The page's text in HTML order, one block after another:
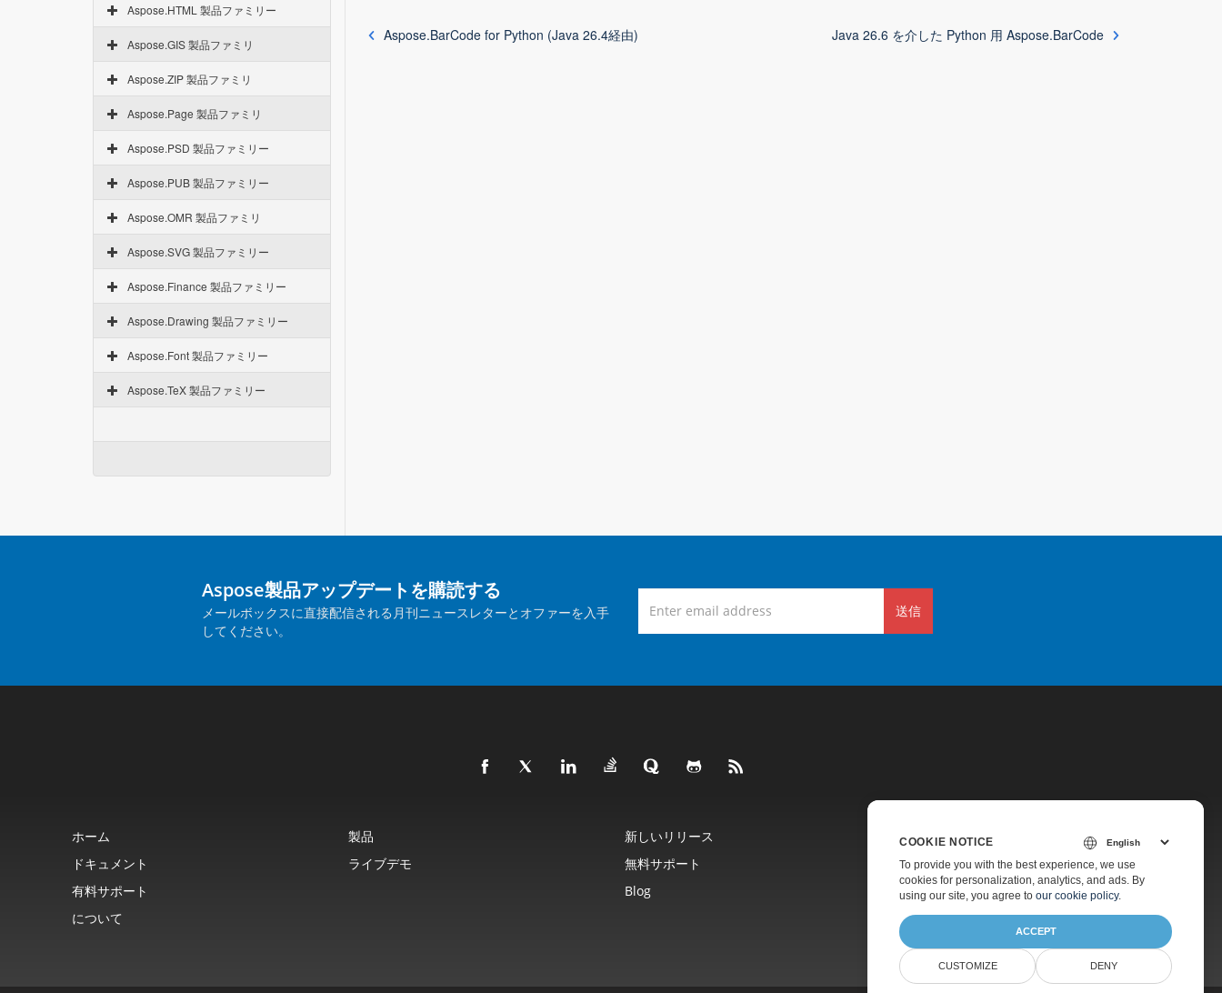
Aspose.HTML 製品ファミリー
Aspose.GIS 製品ファミリ
Aspose.ZIP 製品ファミリ
Aspose.Page 製品ファミリ
Aspose.PSD 製品ファミリー
Aspose.PUB 製品ファミリー
Aspose.OMR 製品ファミリ
Aspose.SVG 製品ファミリー
Aspose.Finance 製品ファミリー
Aspose.Drawing 製品ファミリー
Aspose.Font 製品ファミリー
Aspose.TeX 製品ファミリー
Aspose.BarCode for Python (Java 26.4経由) Java 26.6 を介した Python 用 Aspose.BarCode
Aspose製品アップデートを購読する
メールボックスに直接配信される月刊ニュースレターとオファーを入手
してください。
送信
ホーム 製品 新しいリリース
価格
ドキュメント
ライブデモ 無料サポート
無料コンサルティング
有料サポート
Blog
ウェブサイト
について
COOKIE NOTICE
To provide you with the best experience, we use
cookies for personalization, analytics, and ads. By
using our site, you agree to our cookie policy.
ACCEPT
CUSTOMIZE DENY